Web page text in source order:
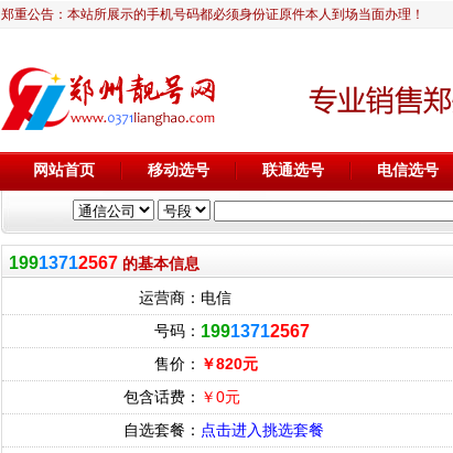
郑重公告：本站所展示的手机号码都必须身份证原件本人到场当面办理！
网站首页 移动选号 联通选号 电信选号
19913712567 的基本信息
运营商： 电信
号码： 19913712567
售价： ￥820元
包含话费： ￥0元
自选套餐： 点击进入挑选套餐